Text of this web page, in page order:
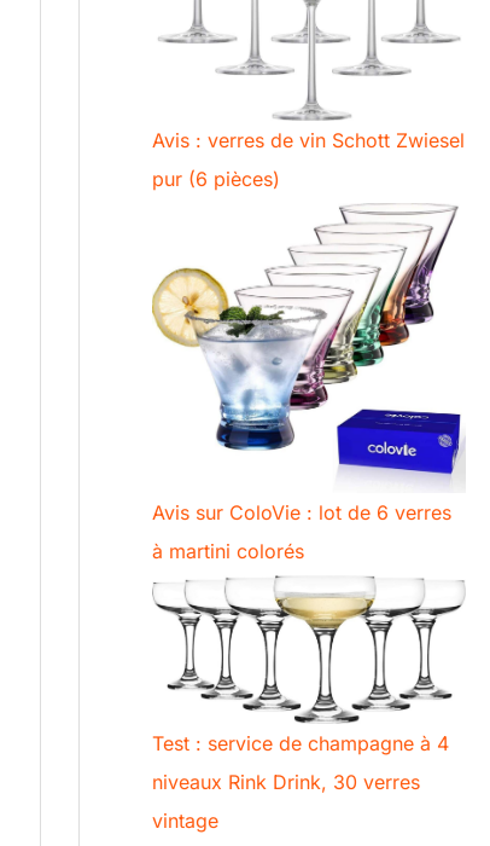
Avis : verres de vin Schott Zwiesel
pur (6 pièces)
Avis sur ColoVie : lot de 6 verres
à martini colorés
Test : service de champagne à 4
niveaux Rink Drink, 30 verres
vintage